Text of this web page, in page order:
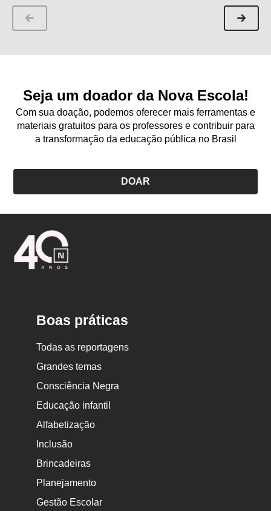
Seja um doador da Nova Escola!
Com sua doação, podemos oferecer mais ferramentas e
materiais gratuitos para os professores e contribuir para
a transformação da educação pública no Brasil
DOAR
Boas práticas
Todas as reportagens
Grandes temas
Consciência Negra
Educação infantil
Alfabetização
Inclusão
Brincadeiras
Planejamento
Gestão Escolar